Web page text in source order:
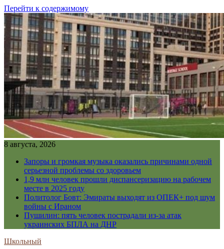
Перейти к содержимому
8 августа, 2026
Запоры и громкая музыка оказались причинами одной
серьезной проблемы со здоровьем
1,9 млн человек прошли диспансеризацию на рабочем
месте в 2025 году
Политолог Бовт: Эмираты выходят из ОПЕК+ под шум
войны с Ираном
Пушилин: пять человек пострадали из-за атак
украинских БПЛА на ДНР
Школьный